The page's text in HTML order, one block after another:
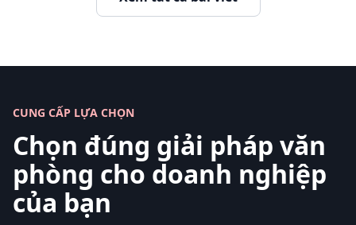
CUNG CẤP LỰA CHỌN
Chọn đúng giải pháp văn
phòng cho doanh nghiệp
của bạn